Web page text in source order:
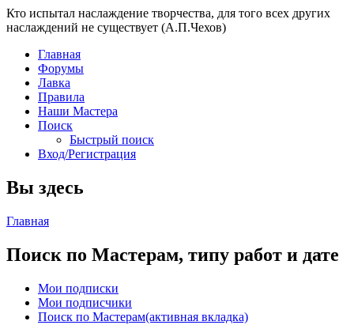
Кто испытал наслаждение творчества, для того всех других
наслаждений не существует (А.П.Чехов)
Главная
Форумы
Лавка
Правила
Наши Мастера
Поиск
Быстрый поиск
Вход/Регистрация
Вы здесь
Главная
Поиск по Мастерам, типу работ и дате
Мои подписки
Мои подписчики
Поиск по Мастерам(активная вкладка)